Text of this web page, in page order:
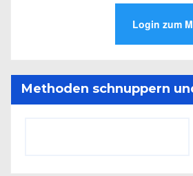
Methoden schnuppern